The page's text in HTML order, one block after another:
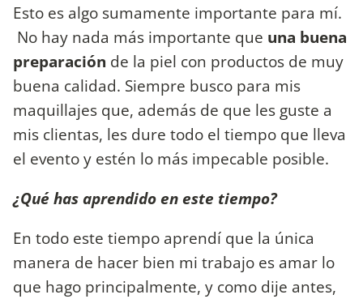
Esto es algo sumamente importante para mí.
No hay nada más importante que una buena
preparación de la piel con productos de muy
buena calidad. Siempre busco para mis
maquillajes que, además de que les guste a
mis clientas, les dure todo el tiempo que lleva
el evento y estén lo más impecable posible.
¿Qué has aprendido en este tiempo?
En todo este tiempo aprendí que la única
manera de hacer bien mi trabajo es amar lo
que hago principalmente, y como dije antes,